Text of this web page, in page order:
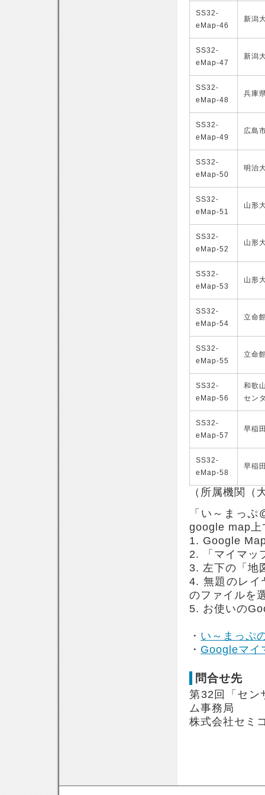
SS32-
eMap-46
新潟
SS32-
eMap-47
新潟
SS32-
eMap-48
兵庫
SS32-
eMap-49
広島
SS32-
eMap-50
明治
SS32-
eMap-51
山形
SS32-
eMap-52
山形
SS32-
eMap-53
山形
SS32-
eMap-54
立命
SS32-
eMap-55
立命
SS32-
eMap-56
和歌
セン
SS32-
eMap-57
早稲
SS32-
eMap-58
早稲
（所属機関（
「い～まっ
google map上
1. Google
2. 「マイマッ
3. 左下の「地
4. 無題のレイ
のファイルを
5. お使いの
・ い～まっぷ
・ Googleマイ
問合せ先
第32回「セン
ム事務局
株式会社セミ